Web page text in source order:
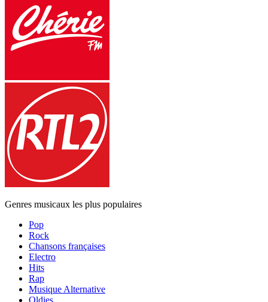
Genres musicaux les plus populaires
Pop
Rock
Chansons françaises
Electro
Hits
Rap
Musique Alternative